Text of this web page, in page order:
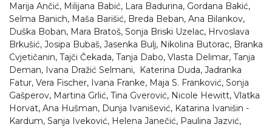
Marija Ančić, Milijana Babić, Lara Badurina, Gordana Bakić,
Selma Banich, Maša Barišić, Breda Beban, Ana Bilankov,
Duška Boban, Mara Bratoš, Sonja Briski Uzelac, Hrvoslava
Brkušić, Josipa Bubaš, Jasenka Bulj, Nikolina Butorac, Branka
Cvjetičanin, Tajči Čekada, Tanja Dabo, Vlasta Delimar, Tanja
Deman, Ivana Dražić Selmani, Katerina Duda, Jadranka
Fatur, Vera Fischer, Ivana Franke, Maja S. Franković, Sonja
Gašperov, Martina Grlić, Tina Gverović, Nicole Hewitt, Vlatka
Horvat, Ana Hušman, Dunja Ivanišević, Katarina Ivanišin -
Kardum, Sanja Iveković, Helena Janečić, Paulina Jazvić,